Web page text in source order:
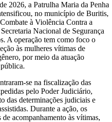
2026, a Patrulha Maria da Penha
no município de Buritis,
à Violência Contra a
Nacional de Segurança
A operação tem como foco o
às mulheres vítimas de
por meio da atuação
se na fiscalização das
pelo Poder Judiciário,
das determinações judiciais e
Durante a ação, os
acompanhamento às vítimas,